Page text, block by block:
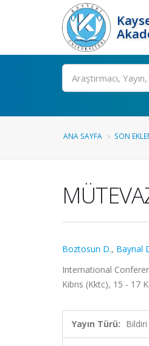
Ara
ANA SAYFA SON
Boztosun D., Baynal
International
Kıbrıs (Kktc), 15 - 17
Yayın Türü: